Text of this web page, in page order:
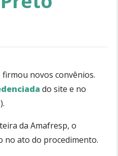
novos convênios.
do site e no
).
da Amafresp, o
no ato do procedimento.